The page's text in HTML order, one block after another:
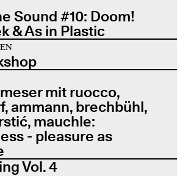
Sound #10: Doom!
& As in Plastic
mit ruocco,
ammann, brechbühl,
mauchle:
- pleasure as
Vol. 4